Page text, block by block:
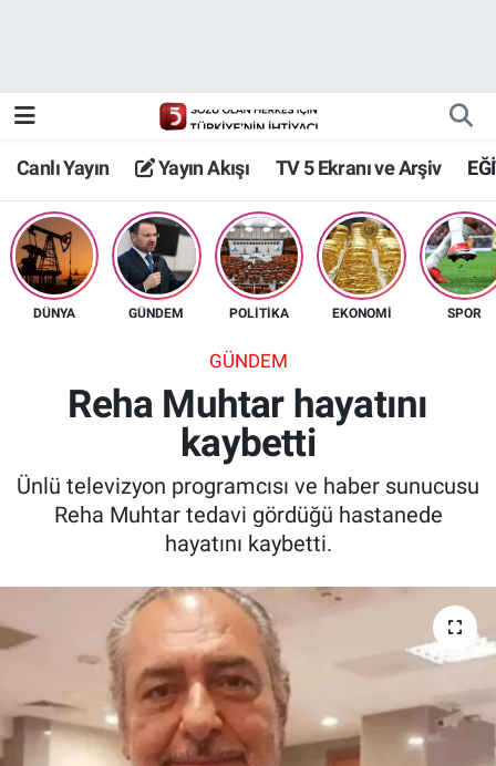
Canlı Yayın Yayın Akışı TV 5 Ekranı ve Arşiv
DÜNYA GÜNDEM POLİTİKA EKONOMİ SPOR
GÜNDEM
Reha Muhtar hayatını
kaybetti
Ünlü televizyon programcısı ve haber sunucusu
Reha Muhtar tedavi gördüğü hastanede
hayatını kaybetti.
TV 5 Ekranı ve Arşiv